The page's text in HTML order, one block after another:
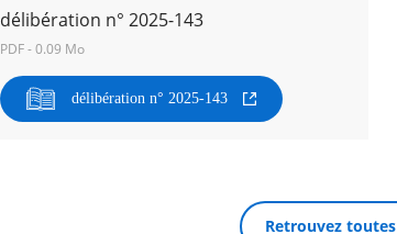
délibération n° 2025-143
PDF - 0.09 Mo
délibération n° 2025-143
Retrouvez